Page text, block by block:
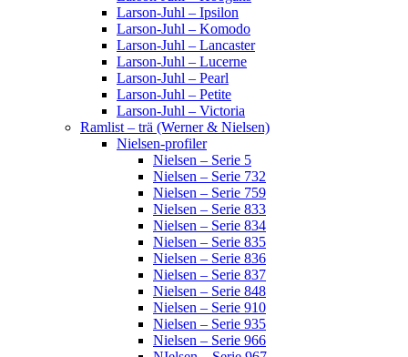
Larson-Juhl – Ipsilon
Larson-Juhl – Komodo
Larson-Juhl – Lancaster
Larson-Juhl – Lucerne
Larson-Juhl – Pearl
Larson-Juhl – Petite
Larson-Juhl – Victoria
Ramlist – trä (Werner & Nielsen)
Nielsen-profiler
Nielsen – Serie 5
Nielsen – Serie 732
Nielsen – Serie 759
Nielsen – Serie 833
Nielsen – Serie 834
Nielsen – Serie 835
Nielsen – Serie 836
Nielsen – Serie 837
Nielsen – Serie 848
Nielsen – Serie 910
Nielsen – Serie 935
Nielsen – Serie 966